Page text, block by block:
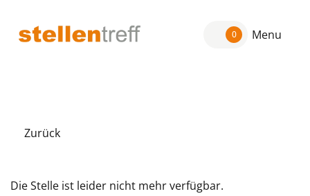
0 Menu
Zurück
Die Stelle ist leider nicht mehr verfügbar.